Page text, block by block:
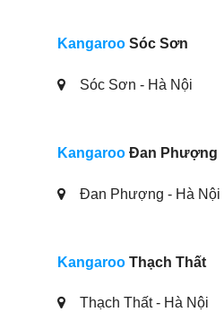
KangarooSóc Sơn
Sóc Sơn - Hà Nội
KangarooĐan Phượng
Đan Phượng - Hà Nội
KangarooThạch Thất
Thạch Thất - Hà Nội